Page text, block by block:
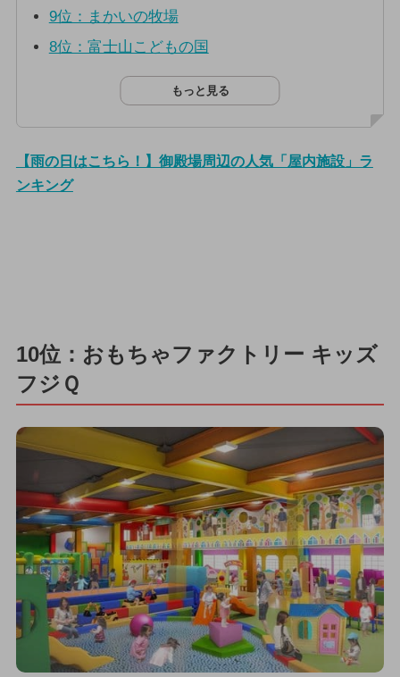
9位：まかいの牧場
8位：富士山こどもの国
もっと見る
【雨の日はこちら！】御殿場周辺の人気「屋内施設」ラ
ンキング
10位：おもちゃファクトリー キッズ
フジＱ